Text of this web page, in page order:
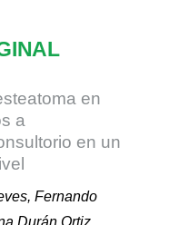
en
a
en un
Fernando
Durán Ortiz